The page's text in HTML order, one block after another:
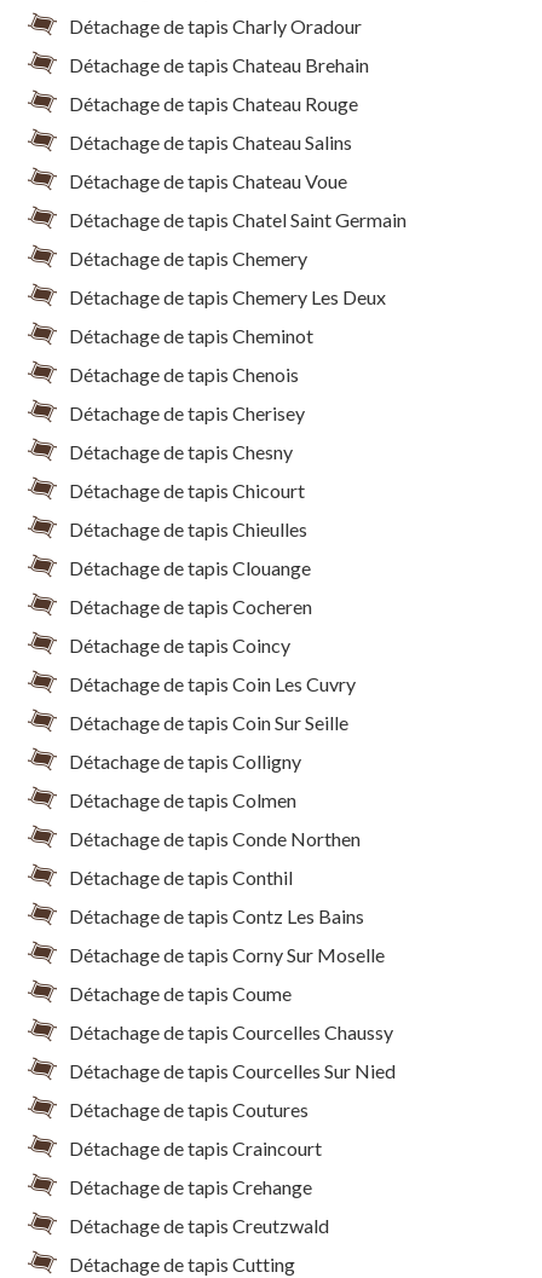
Détachage de tapis Charly Oradour
Détachage de tapis Chateau Brehain
Détachage de tapis Chateau Rouge
Détachage de tapis Chateau Salins
Détachage de tapis Chateau Voue
Détachage de tapis Chatel Saint Germain
Détachage de tapis Chemery
Détachage de tapis Chemery Les Deux
Détachage de tapis Cheminot
Détachage de tapis Chenois
Détachage de tapis Cherisey
Détachage de tapis Chesny
Détachage de tapis Chicourt
Détachage de tapis Chieulles
Détachage de tapis Clouange
Détachage de tapis Cocheren
Détachage de tapis Coincy
Détachage de tapis Coin Les Cuvry
Détachage de tapis Coin Sur Seille
Détachage de tapis Colligny
Détachage de tapis Colmen
Détachage de tapis Conde Northen
Détachage de tapis Conthil
Détachage de tapis Contz Les Bains
Détachage de tapis Corny Sur Moselle
Détachage de tapis Coume
Détachage de tapis Courcelles Chaussy
Détachage de tapis Courcelles Sur Nied
Détachage de tapis Coutures
Détachage de tapis Craincourt
Détachage de tapis Crehange
Détachage de tapis Creutzwald
Détachage de tapis Cutting